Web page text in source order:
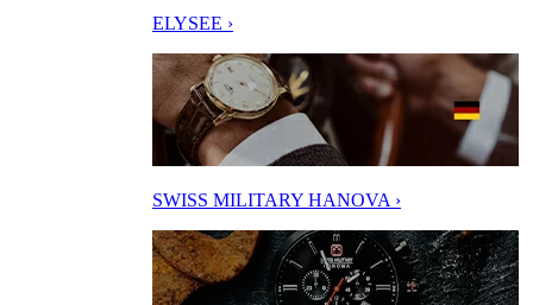
ELYSEE ›
SWISS MILITARY HANOVA ›